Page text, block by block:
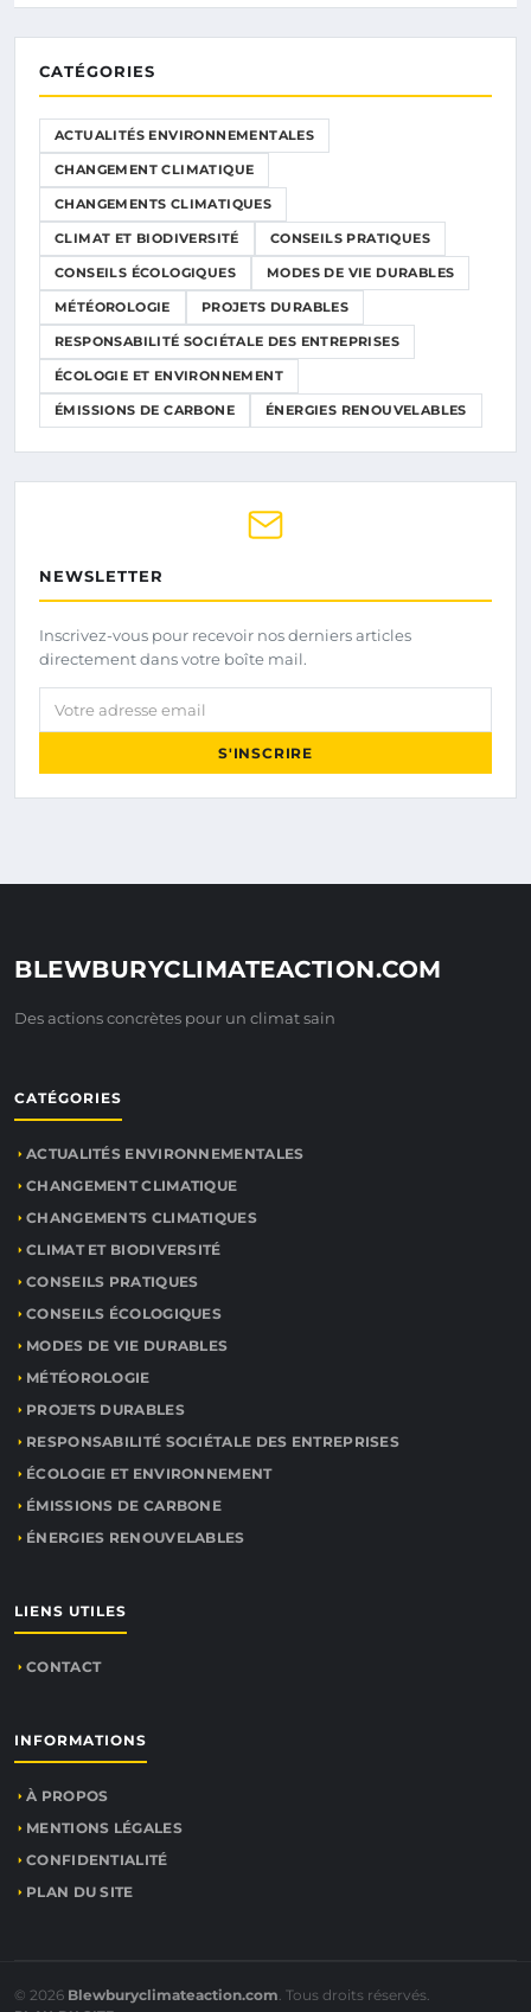
CATÉGORIES
ACTUALITÉS ENVIRONNEMENTALES
CHANGEMENT CLIMATIQUE
CHANGEMENTS CLIMATIQUES
CLIMAT ET BIODIVERSITÉ CONSEILS PRATIQUES
CONSEILS ÉCOLOGIQUES MODES DE VIE DURABLES
MÉTÉOROLOGIE PROJETS DURABLES
RESPONSABILITÉ SOCIÉTALE DES ENTREPRISES
ÉCOLOGIE ET ENVIRONNEMENT
ÉMISSIONS DE CARBONE ÉNERGIES RENOUVELABLES
NEWSLETTER
Inscrivez-vous pour recevoir nos derniers articles
directement dans votre boîte mail.
Votre adresse email
S'INSCRIRE
BLEWBURYCLIMATEACTION.COM
Des actions concrètes pour un climat sain
CATÉGORIES
ACTUALITÉS ENVIRONNEMENTALES
CHANGEMENT CLIMATIQUE
CHANGEMENTS CLIMATIQUES
CLIMAT ET BIODIVERSITÉ
CONSEILS PRATIQUES
CONSEILS ÉCOLOGIQUES
MODES DE VIE DURABLES
MÉTÉOROLOGIE
PROJETS DURABLES
RESPONSABILITÉ SOCIÉTALE DES ENTREPRISES
ÉCOLOGIE ET ENVIRONNEMENT
ÉMISSIONS DE CARBONE
ÉNERGIES RENOUVELABLES
LIENS UTILES
CONTACT
INFORMATIONS
À PROPOS
MENTIONS LÉGALES
CONFIDENTIALITÉ
PLAN DU SITE
© 2026 Blewburyclimateaction.com. Tous droits réservés.